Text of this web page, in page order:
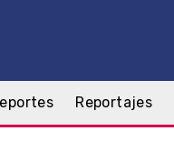
Reportajes